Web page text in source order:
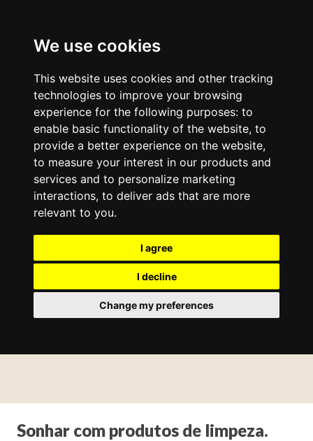
We use cookies
This website uses cookies and other tracking
technologies to improve your browsing
experience for the following purposes: to
enable basic functionality of the website, to
provide a better experience on the website,
to measure your interest in our products and
services and to personalize marketing
interactions, to deliver ads that are more
relevant to you.
I agree
I decline
Change my preferences
Sonhar com produtos de limpeza.